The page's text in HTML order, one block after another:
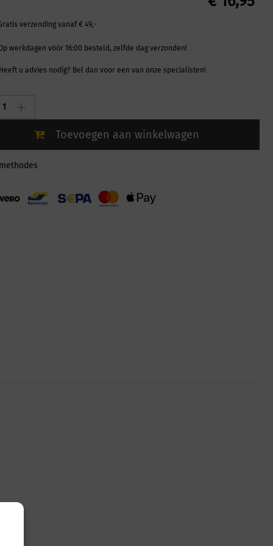
verzending vanaf € 49,-
werkdagen vóór 16:00 besteld, zelfde dag verzonden!
Heeft u advies nodig? Bel dan voor een van onze specialisten!
Toevoegen aan winkelwagen